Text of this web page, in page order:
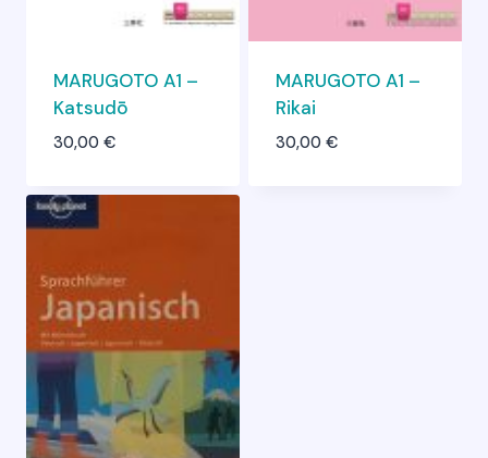
MARUGOTO A1 –
Katsudō
30,00 €
MARUGOTO A1 –
Rikai
30,00 €